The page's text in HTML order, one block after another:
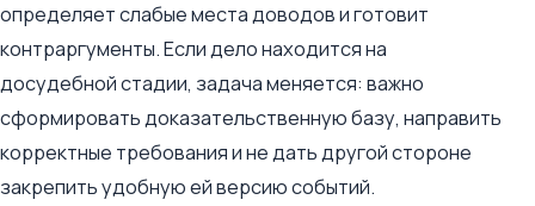
определяет слабые места доводов и готовит
контраргументы. Если дело находится на
досудебной стадии, задача меняется: важно
сформировать доказательственную базу, направить
корректные требования и не дать другой стороне
закрепить удобную ей версию событий.